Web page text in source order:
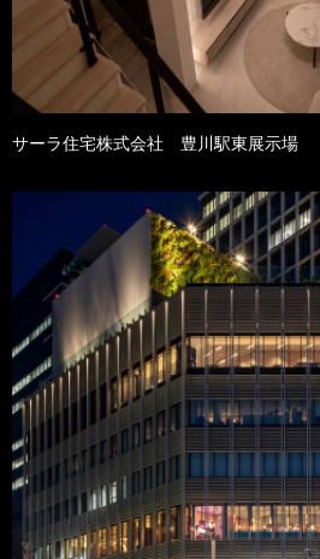
サーラ住宅株式会社 豊川駅東展示場